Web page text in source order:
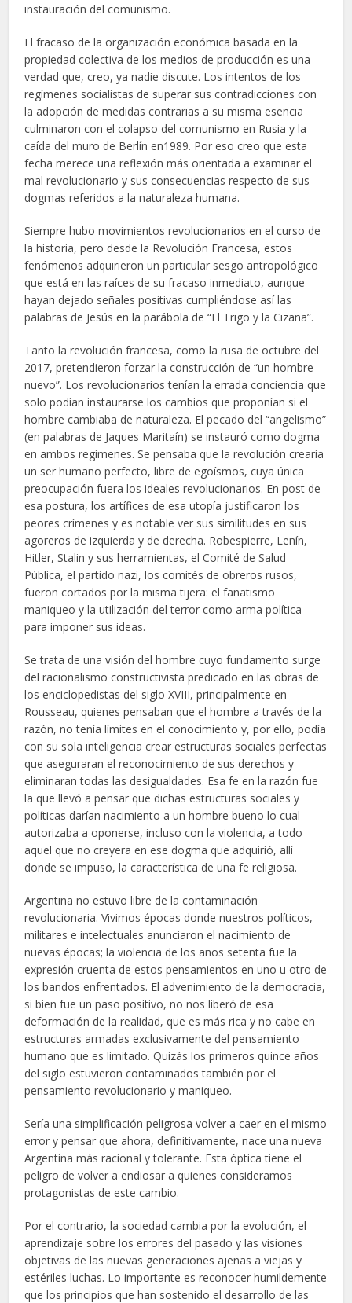
instauración del comunismo.
El fracaso de la organización económica basada en la
propiedad colectiva de los medios de producción es una
verdad que, creo, ya nadie discute. Los intentos de los
regímenes socialistas de superar sus contradicciones con
la adopción de medidas contrarias a su misma esencia
culminaron con el colapso del comunismo en Rusia y la
caída del muro de Berlín en1989. Por eso creo que esta
fecha merece una reflexión más orientada a examinar el
mal revolucionario y sus consecuencias respecto de sus
dogmas referidos a la naturaleza humana.
Siempre hubo movimientos revolucionarios en el curso de
la historia, pero desde la Revolución Francesa, estos
fenómenos adquirieron un particular sesgo antropológico
que está en las raíces de su fracaso inmediato, aunque
hayan dejado señales positivas cumpliéndose así las
palabras de Jesús en la parábola de “El Trigo y la Cizaña”.
Tanto la revolución francesa, como la rusa de octubre del
2017, pretendieron forzar la construcción de “un hombre
nuevo”. Los revolucionarios tenían la errada conciencia que
solo podían instaurarse los cambios que proponían si el
hombre cambiaba de naturaleza. El pecado del “angelismo”
(en palabras de Jaques Maritaín) se instauró como dogma
en ambos regímenes. Se pensaba que la revolución crearía
un ser humano perfecto, libre de egoísmos, cuya única
preocupación fuera los ideales revolucionarios. En post de
esa postura, los artífices de esa utopía justificaron los
peores crímenes y es notable ver sus similitudes en sus
agoreros de izquierda y de derecha. Robespierre, Lenín,
Hitler, Stalin y sus herramientas, el Comité de Salud
Pública, el partido nazi, los comités de obreros rusos,
fueron cortados por la misma tijera: el fanatismo
maniqueo y la utilización del terror como arma política
para imponer sus ideas.
Se trata de una visión del hombre cuyo fundamento surge
del racionalismo constructivista predicado en las obras de
los enciclopedistas del siglo XVIII, principalmente en
Rousseau, quienes pensaban que el hombre a través de la
razón, no tenía límites en el conocimiento y, por ello, podía
con su sola inteligencia crear estructuras sociales perfectas
que aseguraran el reconocimiento de sus derechos y
eliminaran todas las desigualdades. Esa fe en la razón fue
la que llevó a pensar que dichas estructuras sociales y
políticas darían nacimiento a un hombre bueno lo cual
autorizaba a oponerse, incluso con la violencia, a todo
aquel que no creyera en ese dogma que adquirió, allí
donde se impuso, la característica de una fe religiosa.
Argentina no estuvo libre de la contaminación
revolucionaria. Vivimos épocas donde nuestros políticos,
militares e intelectuales anunciaron el nacimiento de
nuevas épocas; la violencia de los años setenta fue la
expresión cruenta de estos pensamientos en uno u otro de
los bandos enfrentados. El advenimiento de la democracia,
si bien fue un paso positivo, no nos liberó de esa
deformación de la realidad, que es más rica y no cabe en
estructuras armadas exclusivamente del pensamiento
humano que es limitado. Quizás los primeros quince años
del siglo estuvieron contaminados también por el
pensamiento revolucionario y maniqueo.
Sería una simplificación peligrosa volver a caer en el mismo
error y pensar que ahora, definitivamente, nace una nueva
Argentina más racional y tolerante. Esta óptica tiene el
peligro de volver a endiosar a quienes consideramos
protagonistas de este cambio.
Por el contrario, la sociedad cambia por la evolución, el
aprendizaje sobre los errores del pasado y las visiones
objetivas de las nuevas generaciones ajenas a viejas y
estériles luchas. Lo importante es reconocer humildemente
que los principios que han sostenido el desarrollo de las